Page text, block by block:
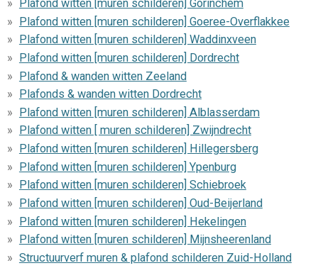
Plafond witten [muren schilderen] Gorinchem
Plafond witten [muren schilderen] Goeree-Overflakkee
Plafond witten [muren schilderen] Waddinxveen
Plafond witten [muren schilderen] Dordrecht
Plafond & wanden witten Zeeland
Plafonds & wanden witten Dordrecht
Plafond witten [muren schilderen] Alblasserdam
Plafond witten [ muren schilderen] Zwijndrecht
Plafond witten [muren schilderen] Hillegersberg
Plafond witten [muren schilderen] Ypenburg
Plafond witten [muren schilderen] Schiebroek
Plafond witten [muren schilderen] Oud-Beijerland
Plafond witten [muren schilderen] Hekelingen
Plafond witten [muren schilderen] Mijnsheerenland
Structuurverf muren & plafond schilderen Zuid-Holland